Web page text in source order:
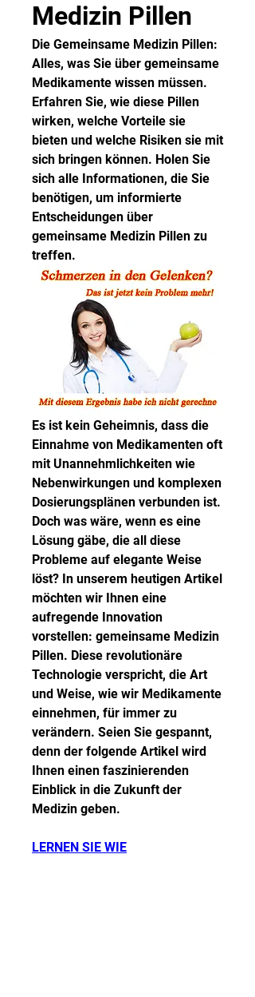
Medizin Pillen
Die Gemeinsame Medizin Pillen:
Alles, was Sie über gemeinsame
Medikamente wissen müssen.
Erfahren Sie, wie diese Pillen
wirken, welche Vorteile sie
bieten und welche Risiken sie mit
sich bringen können. Holen Sie
sich alle Informationen, die Sie
benötigen, um informierte
Entscheidungen über
gemeinsame Medizin Pillen zu
treffen.
Es ist kein Geheimnis, dass die
Einnahme von Medikamenten oft
mit Unannehmlichkeiten wie
Nebenwirkungen und komplexen
Dosierungsplänen verbunden ist.
Doch was wäre, wenn es eine
Lösung gäbe, die all diese
Probleme auf elegante Weise
löst? In unserem heutigen Artikel
möchten wir Ihnen eine
aufregende Innovation
vorstellen: gemeinsame Medizin
Pillen. Diese revolutionäre
Technologie verspricht, die Art
und Weise, wie wir Medikamente
einnehmen, für immer zu
verändern. Seien Sie gespannt,
denn der folgende Artikel wird
Ihnen einen faszinierenden
Einblick in die Zukunft der
Medizin geben.
LERNEN SIE WIE